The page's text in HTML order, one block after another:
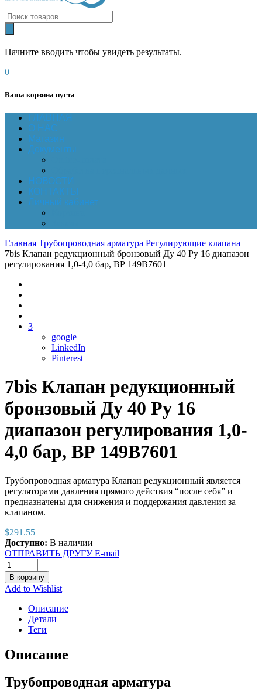
Начните вводить чтобы увидеть результаты.
0
Ваша корзина пуста
ГЛАВНАЯ
О НАС
Магазин
Документы
НОВОСТИ
КОНТАКТЫ
Личный кабинет
Главная Трубопроводная арматура Регулирующие клапана
7bis Клапан редукционный бронзовый Ду 40 Ру 16 диапазон
регулирования 1,0-4,0 бар, ВР 149B7601
3
google
LinkedIn
Pinterest
7bis Клапан редукционный
бронзовый Ду 40 Ру 16
диапазон регулирования 1,0-
4,0 бар, ВР 149B7601
Трубопроводная арматура Клапан редукционный является
регуляторами давления прямого действия “после себя” и
предназначены для снижения и поддержания давления за
клапаном.
$291.55
Доступно: В наличии
ОТПРАВИТЬ ДРУГУ E-mail
В корзину
Add to Wishlist
Описание
Детали
Теги
Описание
Трубопроводная арматура